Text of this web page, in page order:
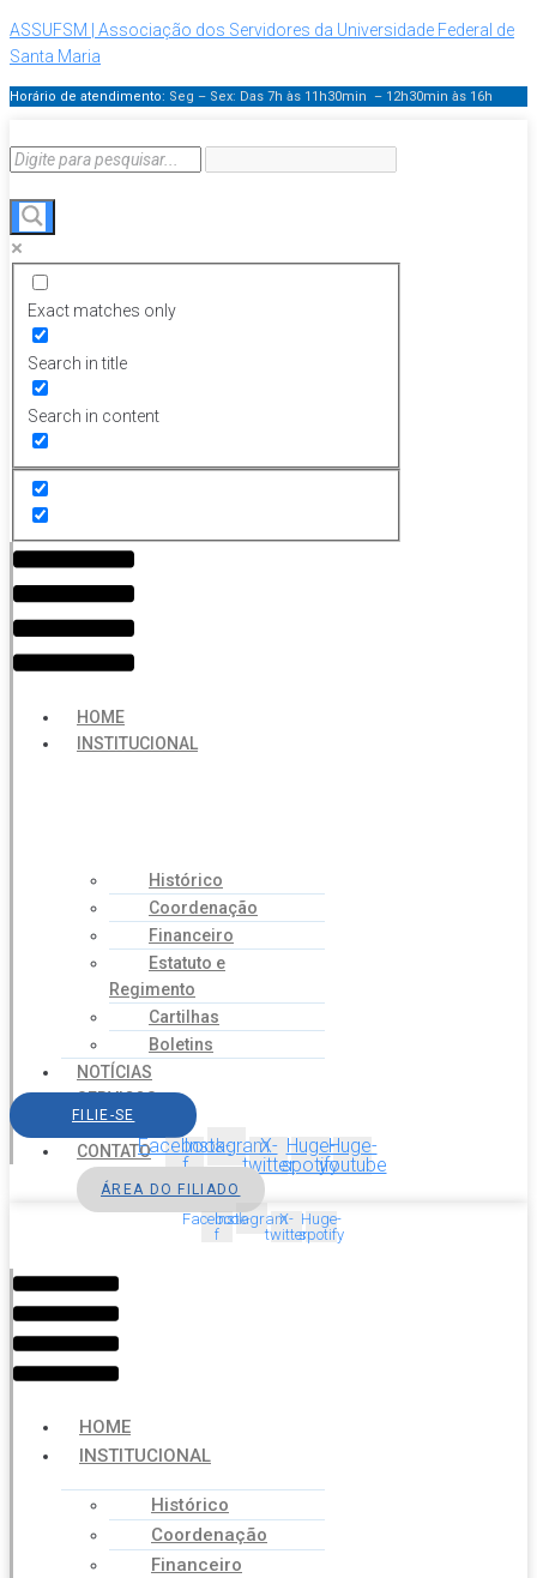
ASSUFSM | Associação dos Servidores da Universidade Federal de
Santa Maria
Horário de atendimento: Seg – Sex: Das 7h às 11h30min – 12h30min às 16h
Exact matches only
Search in title
Search in content
Menu
HOME
INSTITUCIONAL
Histórico
Coordenação
Financeiro
Estatuto e
Regimento
Cartilhas
Boletins
NOTÍCIAS
SERVIÇOS
AGENDA
CONTATO
FILIE-SE
Facebook-
f
InstagramX-
twitter
Huge-
spotify
Huge-
youtube
ÁREA DO FILIADO
Facebook-
f
InstagramX-
twitter
Huge-
spotify
Menu
HOME
INSTITUCIONAL
Histórico
Coordenação
Financeiro